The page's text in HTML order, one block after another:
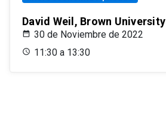
David Weil, Brown University
30 de Noviembre de 2022
11:30 a 13:30